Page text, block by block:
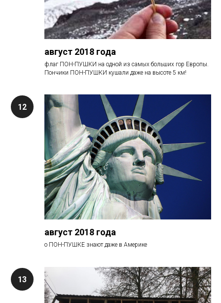
август 2018 года
флаг ПОН-ПУШКИ на одной из самых больших гор Европы.
Пончики ПОН-ПУШКИ кушали даже на высоте 5 км!
август 2018 года
о ПОН-ПУШКЕ знают даже в Америке